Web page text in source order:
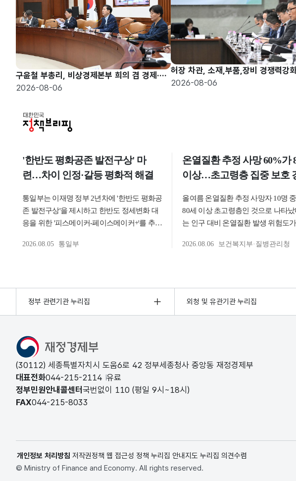
구윤철 부총리, 비상경제본부 희의 겸 경제·구조혁신 관계장관회의 주재
2026-08-06
2026-08-06
정부 관련기관 누리집 외청 및 유관기관 누리집
(30112) 세종특별자치시 도움6로 42 정부세종청사 중앙동 재정경제부
대표전화044-215-2114 유료
정부민원안내콜센터 국번없이 110 (평일 9시~18시)
FAX044-215-8033
개인정보 처리방침 저작권정책 웹 접근성 정책 누리집 안내지도 누리집 의견수렴
© Ministry of Finance and Economy. All rights reserved.